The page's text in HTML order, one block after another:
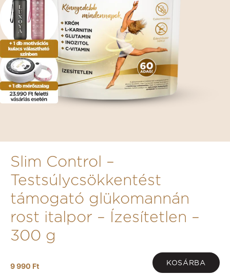
Slim Control –
Testsúlycsökkentést
támogató glükomannán
rost italpor – Ízesítetlen –
300 g
9 990 Ft KOSÁRBA